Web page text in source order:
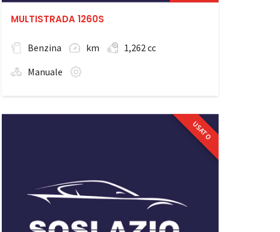
MULTISTRADA 1260S
Benzina km
1,262 cc
Manuale
USATO